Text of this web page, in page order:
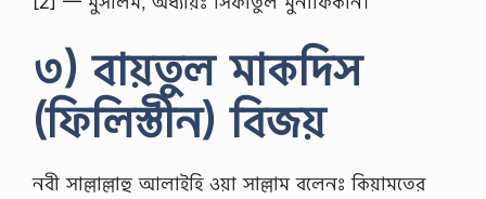
৩) বায়তুল মাকদিস
(ফিলিস্তীন) বিজয়
নবী সাল্লাল্লাহু আলাইহি ওয়া সাল্লাম বলেনঃ কিয়ামতের